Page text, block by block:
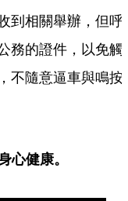
到相關舉辦，但呼
務的證件，以免觸
不隨意逼車與鳴按
健康。